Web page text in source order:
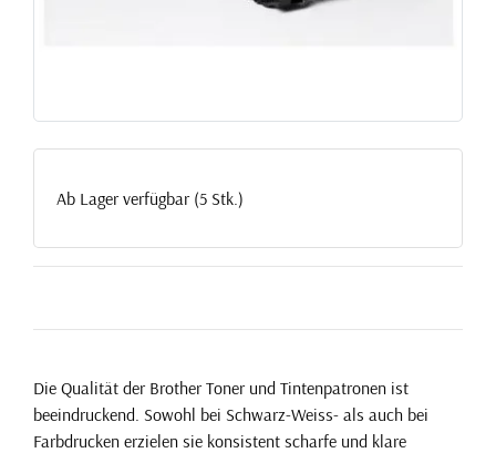
Ab Lager verfügbar (5 Stk.)
Die Qualität der Brother Toner und Tintenpatronen ist
beeindruckend. Sowohl bei Schwarz-Weiss- als auch bei
Farbdrucken erzielen sie konsistent scharfe und klare